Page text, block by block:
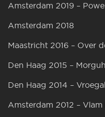
Amsterdam 2019 –
Amsterdam 2018
Maastricht 2016 – Over
Den Haag 2015 – Morguh
Den Haag 2014 –
Amsterdam 2012 – Vlam